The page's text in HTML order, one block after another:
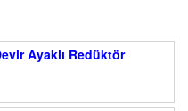
Ayaklı Redüktör